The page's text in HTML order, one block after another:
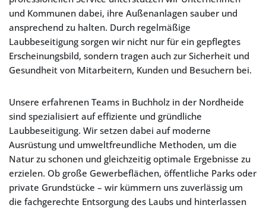
und Kommunen dabei, ihre Außenanlagen sauber und
ansprechend zu halten. Durch regelmäßige
Laubbeseitigung sorgen wir nicht nur für ein gepflegtes
Erscheinungsbild, sondern tragen auch zur Sicherheit und
Gesundheit von Mitarbeitern, Kunden und Besuchern bei.
Unsere erfahrenen Teams in Buchholz in der Nordheide
sind spezialisiert auf effiziente und gründliche
Laubbeseitigung. Wir setzen dabei auf moderne
Ausrüstung und umweltfreundliche Methoden, um die
Natur zu schonen und gleichzeitig optimale Ergebnisse zu
erzielen. Ob große Gewerbeflächen, öffentliche Parks oder
private Grundstücke – wir kümmern uns zuverlässig um
die fachgerechte Entsorgung des Laubs und hinterlassen